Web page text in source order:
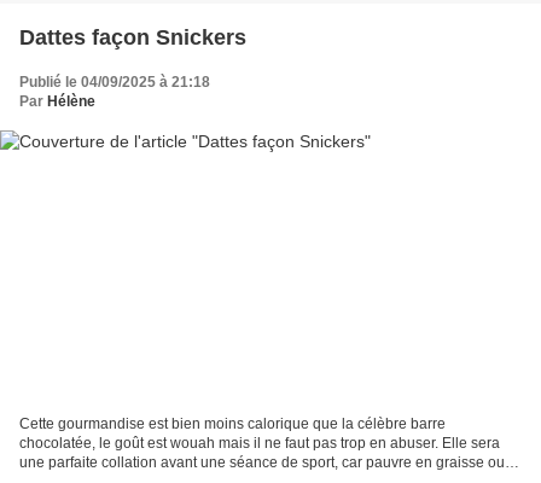
Dattes façon Snickers
Publié le 04/09/2025 à 21:18
Par Hélène
Cette gourmandise est bien moins calorique que la célèbre barre
chocolatée, le goût est wouah mais il ne faut pas trop en abuser. Elle sera
une parfaite collation avant une séance de sport, car pauvre en graisse ou